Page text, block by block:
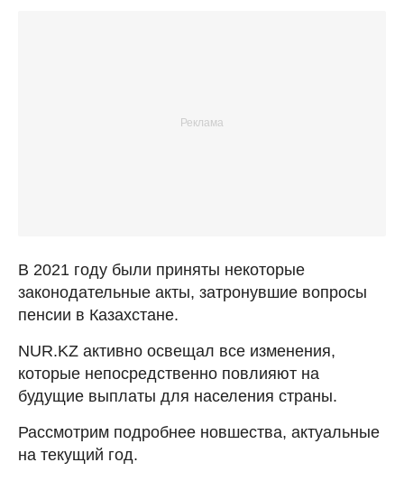
В 2021 году были приняты некоторые
законодательные акты, затронувшие вопросы
пенсии в Казахстане.
NUR.KZ активно освещал все изменения,
которые непосредственно повлияют на
будущие выплаты для населения страны.
Рассмотрим подробнее новшества, актуальные
на текущий год.